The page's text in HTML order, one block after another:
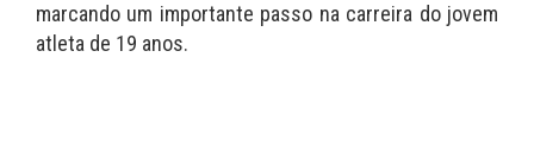
marcando um importante passo na carreira do jovem
atleta de 19 anos.